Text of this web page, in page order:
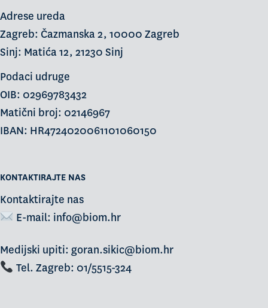
Adrese ureda
Zagreb: Čazmanska 2, 10000 Zagreb
Sinj: Matića 12, 21230 Sinj
Podaci udruge
OIB: 02969783432
Matični broj: 02146967
IBAN: HR4724020061101060150
KONTAKTIRAJTE NAS
Kontaktirajte nas
E-mail: info@biom.hr
Medijski upiti: goran.sikic@biom.hr
Tel. Zagreb: 01/5515-324